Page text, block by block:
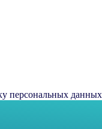
персональных